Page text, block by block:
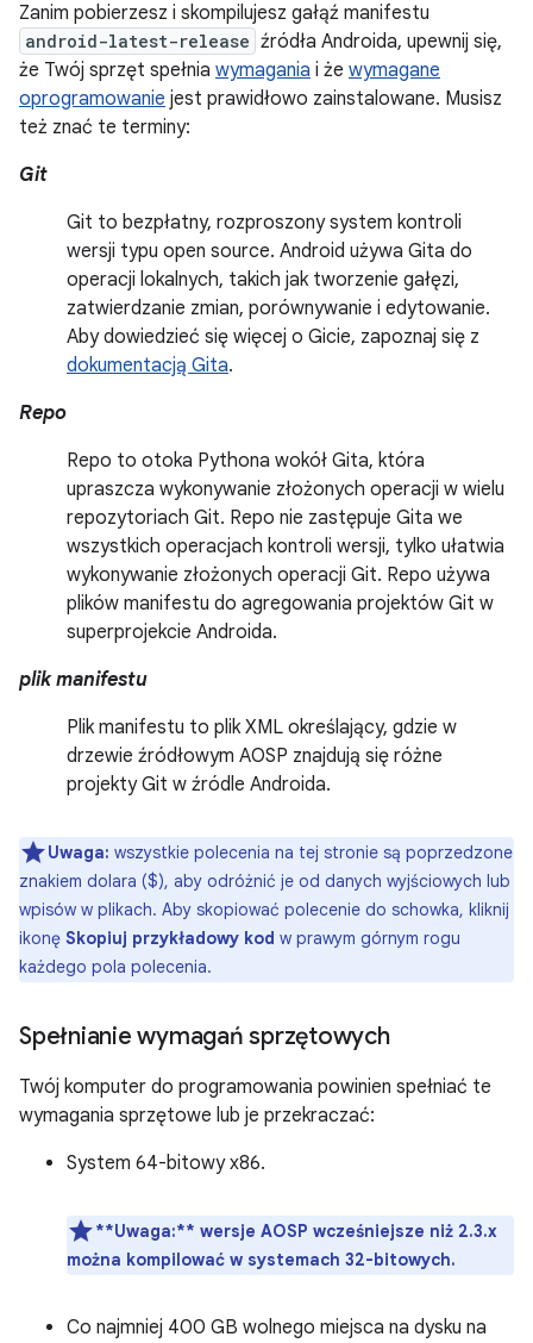
Zanim pobierzesz i skompilujesz gałąź manifestu
android-latest-release źródła Androida, upewnij się,
że Twój sprzęt spełnia wymagania i że wymagane
oprogramowanie jest prawidłowo zainstalowane. Musisz
też znać te terminy:
Git
Git to bezpłatny, rozproszony system kontroli
wersji typu open source. Android używa Gita do
operacji lokalnych, takich jak tworzenie gałęzi,
zatwierdzanie zmian, porównywanie i edytowanie.
Aby dowiedzieć się więcej o Gicie, zapoznaj się z
dokumentacją Gita.
Repo
Repo to otoka Pythona wokół Gita, która
upraszcza wykonywanie złożonych operacji w wielu
repozytoriach Git. Repo nie zastępuje Gita we
wszystkich operacjach kontroli wersji, tylko ułatwia
wykonywanie złożonych operacji Git. Repo używa
plików manifestu do agregowania projektów Git w
superprojekcie Androida.
plik manifestu
Plik manifestu to plik XML określający, gdzie w
drzewie źródłowym AOSP znajdują się różne
projekty Git w źródle Androida.
Uwaga: wszystkie polecenia na tej stronie są poprzedzone
znakiem dolara ($), aby odróżnić je od danych wyjściowych lub
wpisów w plikach. Aby skopiować polecenie do schowka, kliknij
ikonę Skopiuj przykładowy kod w prawym górnym rogu
każdego pola polecenia.
Spełnianie wymagań sprzętowych
Twój komputer do programowania powinien spełniać te
wymagania sprzętowe lub je przekraczać:
System 64-bitowy x86.
**Uwaga:** wersje AOSP wcześniejsze niż 2.3.x
można kompilować w systemach 32-bitowych.
Co najmniej 400 GB wolnego miejsca na dysku na